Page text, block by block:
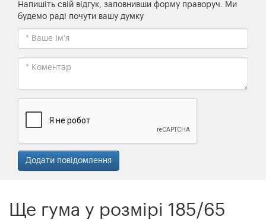
Напишіть свій відгук, заповнивши форму праворуч. Ми
будемо раді почути вашу думку
Ще гума у ​​розмірі 185/65